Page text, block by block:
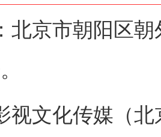
北京市朝阳区
视文化传媒（